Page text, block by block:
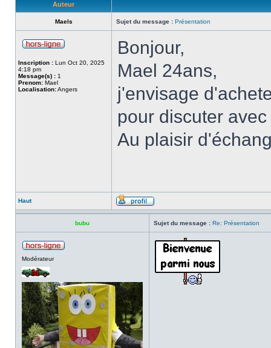
Auteur
Maels Sujet du message : Présentation
Inscription : Lun Oct 20, 2025
4:18 pm
Message(s) : 1
Prenom: Mael
Localisation:Angers
Bonjour,
Mael 24ans,
j'envisage
pour discuter
Au plaisir
Haut
bubu Sujet du message : Re: Présentation
Modérateur